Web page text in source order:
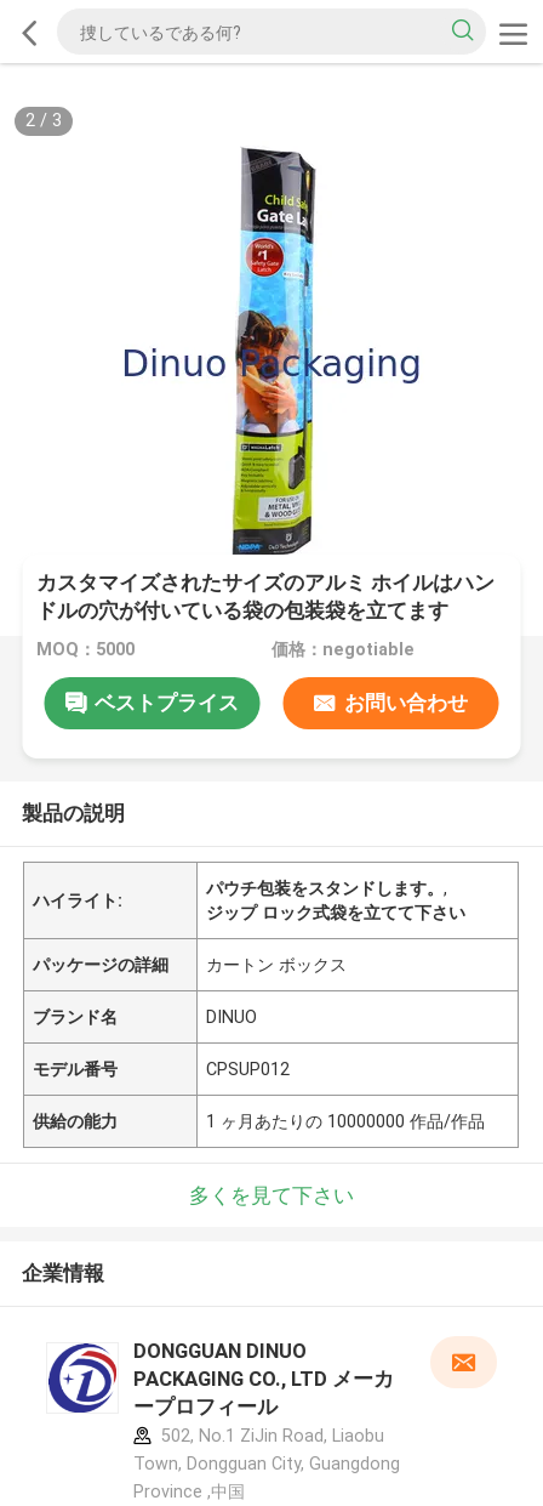
2/ 3
カスタマイズされたサイズのアルミ ホイルはハン
ドルの穴が付いている袋の包装袋を立てます
MOQ：5000 価格：negotiable
ベストプライス お問い合わせ
製品の説明
ハイライト:
パウチ包装をスタンドします。,
ジップ ロック式袋を立てて下さい
パッケージの詳細 カートン ボックス
ブランド名 DINUO
モデル番号 CPSUP012
供給の能力 1 ヶ月あたりの 10000000 作品/作品
多くを見て下さい
企業情報
DONGGUAN DINUO
PACKAGING CO., LTD メーカ
ープロフィール
502, No.1 ZiJin Road, Liaobu
Town, Dongguan City, Guangdong
Province ,中国